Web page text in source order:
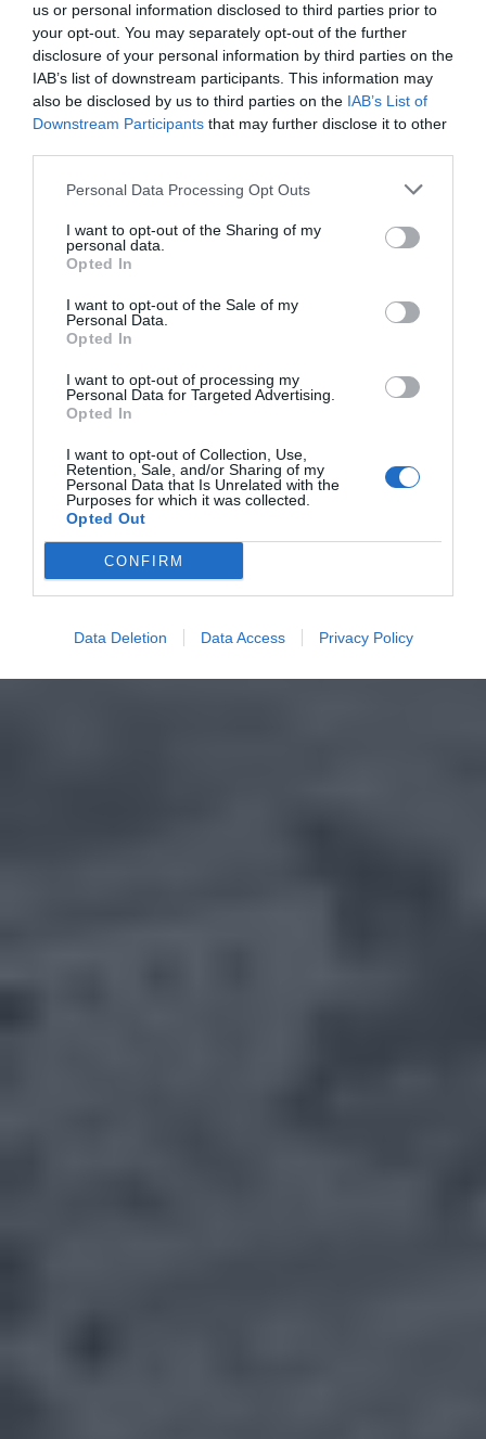
us or personal information disclosed to third parties prior to
your opt-out. You may separately opt-out of the further
disclosure of your personal information by third parties on the
IAB’s list of downstream participants. This information may
also be disclosed by us to third parties on the IAB’s List of
Downstream Participants that may further disclose it to other
Personal Data Processing Opt Outs
I want to opt-out of the Sharing of my
personal data.
Opted In
I want to opt-out of the Sale of my
Personal Data.
Opted In
I want to opt-out of processing my
Personal Data for Targeted Advertising.
Opted In
I want to opt-out of Collection, Use,
Retention, Sale, and/or Sharing of my
Personal Data that Is Unrelated with the
Purposes for which it was collected.
Opted Out
CONFIRM
Data Deletion Data Access Privacy Policy